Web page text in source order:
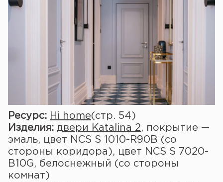
Ресурс: Hi home(стр. 54)
Изделия: двери Katalina 2, покрытие —
эмаль, цвет NCS S 1010-R90B (со
стороны коридора), цвет NCS S 7020-
B10G, белоснежный (со стороны
комнат)